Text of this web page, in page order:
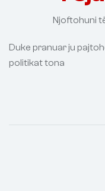
Njoftohuni
Duke pranuar ju
politikat tona